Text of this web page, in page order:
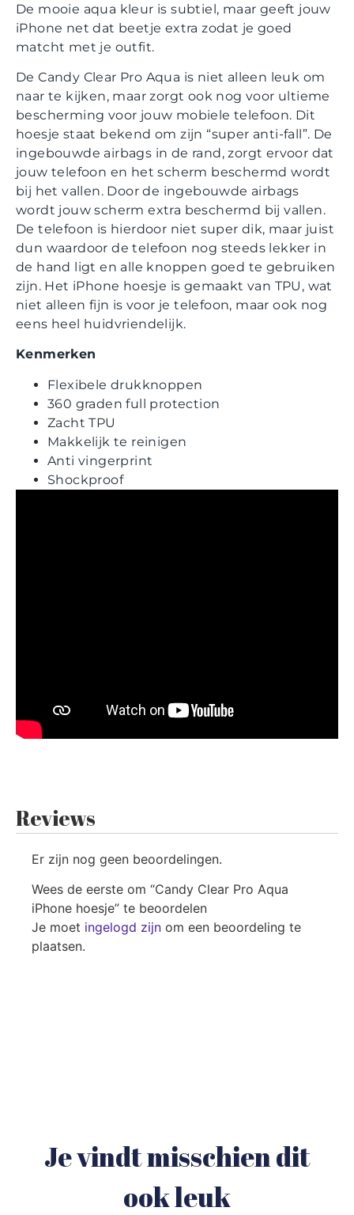
De mooie aqua kleur is subtiel, maar geeft jouw
iPhone net dat beetje extra zodat je goed
matcht met je outfit.
De Candy Clear Pro Aqua is niet alleen leuk om
naar te kijken, maar zorgt ook nog voor ultieme
bescherming voor jouw mobiele telefoon. Dit
hoesje staat bekend om zijn “super anti-fall”. De
ingebouwde airbags in de rand, zorgt ervoor dat
jouw telefoon en het scherm beschermd wordt
bij het vallen. Door de ingebouwde airbags
wordt jouw scherm extra beschermd bij vallen.
De telefoon is hierdoor niet super dik, maar juist
dun waardoor de telefoon nog steeds lekker in
de hand ligt en alle knoppen goed te gebruiken
zijn. Het iPhone hoesje is gemaakt van TPU, wat
niet alleen fijn is voor je telefoon, maar ook nog
eens heel huidvriendelijk.
Kenmerken
Flexibele drukknoppen
360 graden full protection
Zacht TPU
Makkelijk te reinigen
Anti vingerprint
Shockproof
Reviews
Er zijn nog geen beoordelingen.
Wees de eerste om “Candy Clear Pro Aqua
iPhone hoesje” te beoordelen
Je moet ingelogd zijn om een beoordeling te
plaatsen.
Je vindt misschien dit
ook leuk